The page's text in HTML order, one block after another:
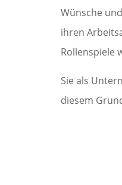
Wünsche
ihren
Rollenspiele
Sie als
diesem